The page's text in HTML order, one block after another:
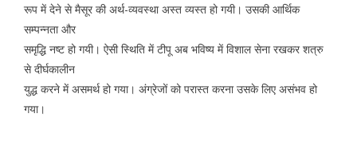
रूप में देने से मैसूर की अर्थ-व्यवस्था अस्त व्यस्त हो गयी। उसकी आर्थिक
सम्पन्नता और
समृद्धि नष्ट हो गयी। ऐसी स्थिति में टीपू अब भविष्य में विशाल सेना रखकर शत्रु
से दीर्घकालीन
युद्ध करने में असमर्थ हो गया। अंग्रेजों को परास्त करना उसके लिए असंभव हो
गया।